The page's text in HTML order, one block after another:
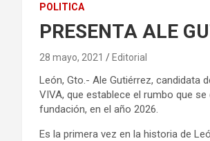
POLITICA
PRESENTA ALE
28 mayo, 2021 Editorial
León, Gto.- Ale Gutiérrez, candidata
VIVA, que establece el rumbo que
fundación, en el año 2026.
Es la primera vez en la historia de